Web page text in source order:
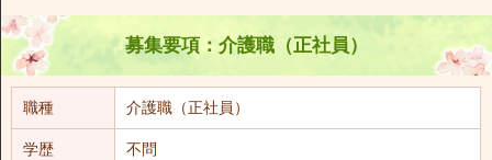
募集要項：介護職（正社員）
職種 介護職（正社員）
学歴 不問